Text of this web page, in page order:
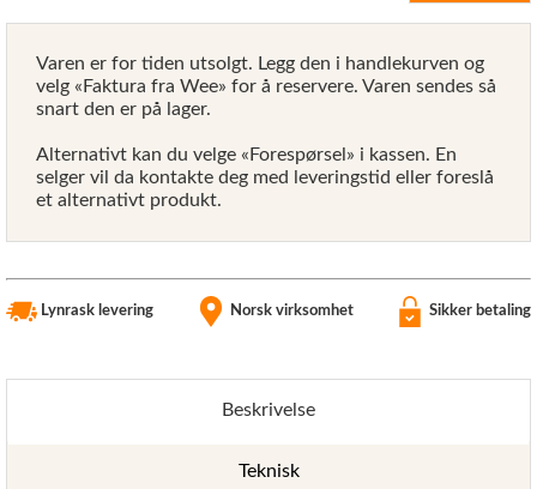
Varen er for tiden utsolgt. Legg den i handlekurven og
velg «Faktura fra Wee» for å reservere. Varen sendes så
snart den er på lager.
Alternativt kan du velge «Forespørsel» i kassen. En
selger vil da kontakte deg med leveringstid eller foreslå
et alternativt produkt.
Lynrask levering Norsk virksomhet Sikker betaling
Beskrivelse
Teknisk